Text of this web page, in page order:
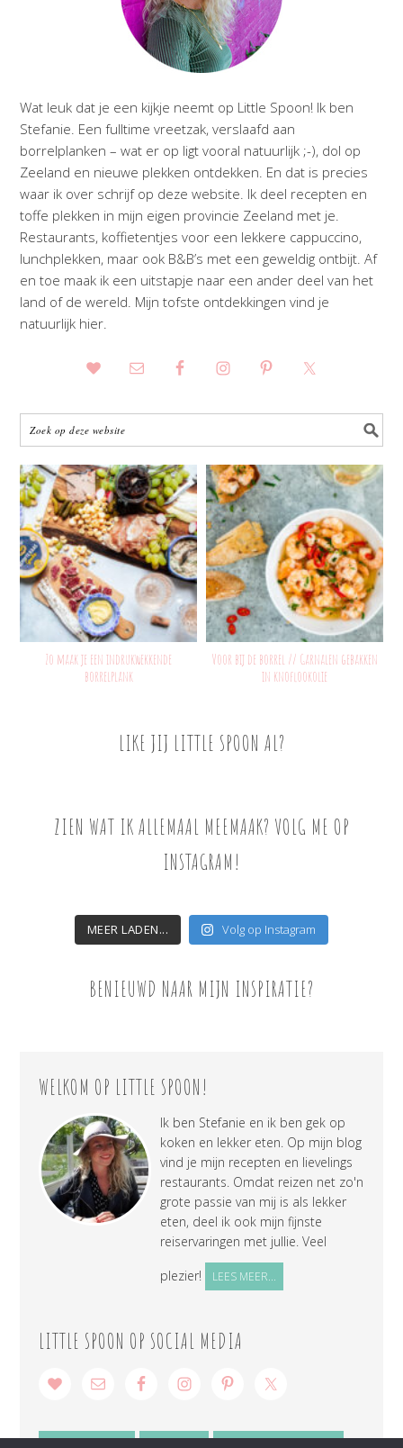
Wat leuk dat je een kijkje neemt op Little Spoon! Ik ben
Stefanie. Een fulltime vreetzak, verslaafd aan
borrelplanken – wat er op ligt vooral natuurlijk ;-), dol op
Zeeland en nieuwe plekken ontdekken. En dat is precies
waar ik over schrijf op deze website. Ik deel recepten en
toffe plekken in mijn eigen provincie Zeeland met je.
Restaurants, koffietentjes voor een lekkere cappuccino,
lunchplekken, maar ook B&B’s met een geweldig ontbijt. Af
en toe maak ik een uitstapje naar een ander deel van het
land of de wereld. Mijn tofste ontdekkingen vind je
natuurlijk hier.
Zo maak je een indrukwekkende
borrelplank
Voor bij de borrel // Garnalen gebakken
in knoflookolie
LIKE JIJ LITTLE SPOON AL?
ZIEN WAT IK ALLEMAAL MEEMAAK? VOLG ME OP
INSTAGRAM!
MEER LADEN... Volg op Instagram
BENIEUWD NAAR MIJN INSPIRATIE?
WELKOM OP LITTLE SPOON!
Ik ben Stefanie en ik ben gek op
koken en lekker eten. Op mijn blog
vind je mijn recepten en lievelings
restaurants. Omdat reizen net zo'n
grote passie van mij is als lekker
eten, deel ik ook mijn fijnste
reiservaringen met jullie. Veel
plezier!
LEES MEER...
LITTLE SPOON OP SOCIAL MEDIA